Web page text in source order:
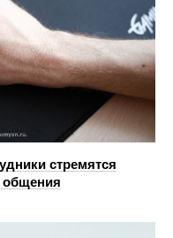
стремятся
общения